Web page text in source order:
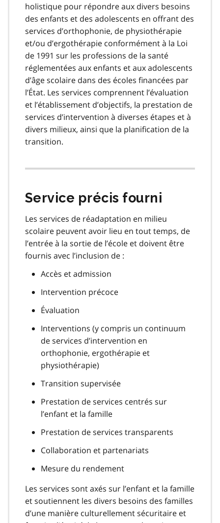
holistique pour répondre aux divers besoins
des enfants et des adolescents en offrant des
services d’orthophonie, de physiothérapie
et/ou d’ergothérapie conformément à la Loi
de 1991 sur les professions de la santé
réglementées aux enfants et aux adolescents
d’âge scolaire dans des écoles financées par
l’État. Les services comprennent l’évaluation
et l’établissement d’objectifs, la prestation de
services d’intervention à diverses étapes et à
divers milieux, ainsi que la planification de la
transition.
Service précis fourni
Les services de réadaptation en milieu
scolaire peuvent avoir lieu en tout temps, de
l’entrée à la sortie de l’école et doivent être
fournis avec l’inclusion de :
Accès et admission
Intervention précoce
Évaluation
Interventions (y compris un continuum
de services d’intervention en
orthophonie, ergothérapie et
physiothérapie)
Transition supervisée
Prestation de services centrés sur
l’enfant et la famille
Prestation de services transparents
Collaboration et partenariats
Mesure du rendement
Les services sont axés sur l’enfant et la famille
et soutiennent les divers besoins des familles
d’une manière culturellement sécuritaire et